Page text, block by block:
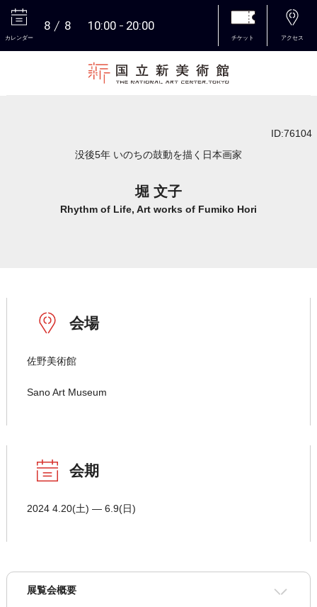
カレンダー
8 8 10:00 20:00
チケット アクセス
ID:76104
没後5年 いのちの鼓動を描く日本画家
堀 文子
Rhythm of Life, Art works of Fumiko Hori
会場
佐野美術館
Sano Art Museum
会期
2024 4.20(土) ― 6.9(日)
展覧会概要